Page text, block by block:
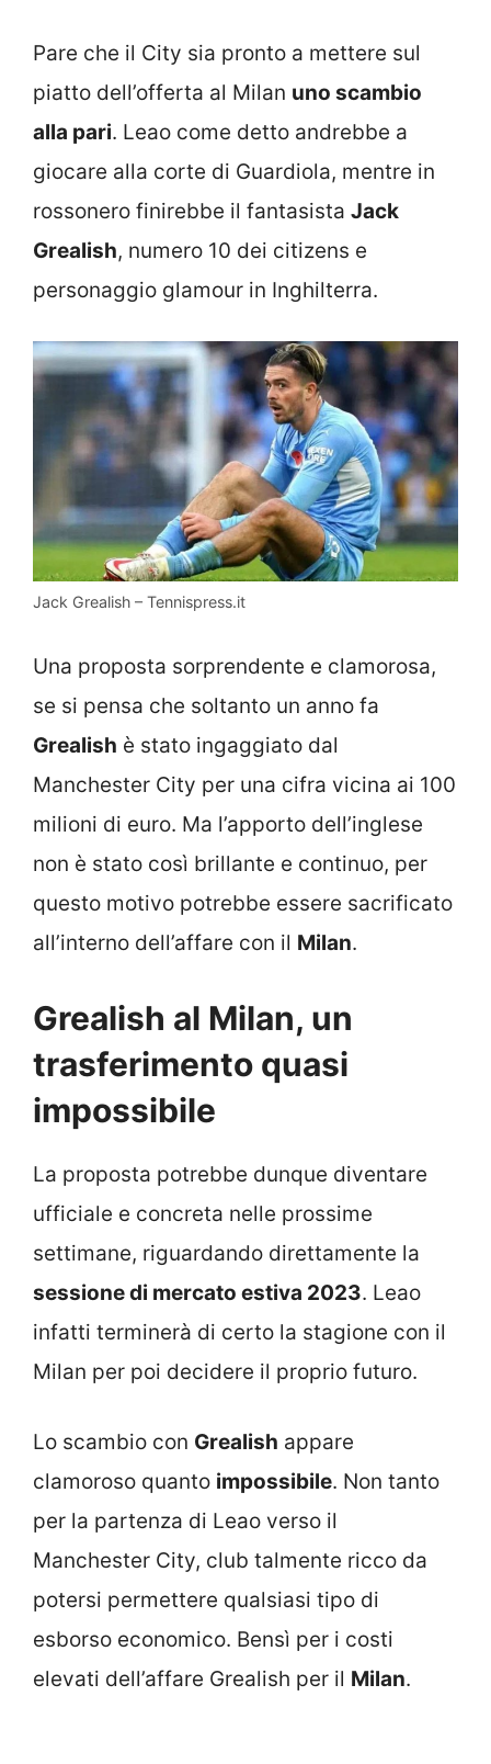
Pare che il City sia pronto a mettere sul
piatto dell’offerta al Milan uno scambio
alla pari. Leao come detto andrebbe a
giocare alla corte di Guardiola, mentre in
rossonero finirebbe il fantasista Jack
Grealish, numero 10 dei citizens e
personaggio glamour in Inghilterra.
Jack Grealish – Tennispress.it
Una proposta sorprendente e clamorosa,
se si pensa che soltanto un anno fa
Grealish è stato ingaggiato dal
Manchester City per una cifra vicina ai 100
milioni di euro. Ma l’apporto dell’inglese
non è stato così brillante e continuo, per
questo motivo potrebbe essere sacrificato
all’interno dell’affare con il Milan.
Grealish al Milan, un
trasferimento quasi
impossibile
La proposta potrebbe dunque diventare
ufficiale e concreta nelle prossime
settimane, riguardando direttamente la
sessione di mercato estiva 2023. Leao
infatti terminerà di certo la stagione con il
Milan per poi decidere il proprio futuro.
Lo scambio con Grealish appare
clamoroso quanto impossibile. Non tanto
per la partenza di Leao verso il
Manchester City, club talmente ricco da
potersi permettere qualsiasi tipo di
esborso economico. Bensì per i costi
elevati dell’affare Grealish per il Milan.